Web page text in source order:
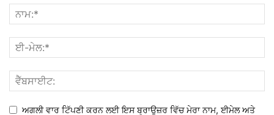
ਅਗਲੀ ਵਾਰ ਟਿੱਪਣੀ ਕਰਨ ਲਈ ਇਸ ਬ੍ਰਾਉਜ਼ਰ ਵਿੱਚ ਮੇਰਾ ਨਾਮ, ਈਮੇਲ ਅਤੇ